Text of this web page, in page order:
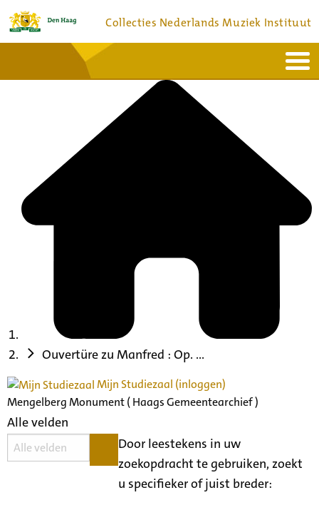
Collecties Nederlands Muziek Instituut
Bronnen en collecties
Ouvertüre zu Manfred : Op. ...
Mijn Studiezaal (inloggen)
Mengelberg Monument ( Haags Gemeentearchief )
Alle velden
Door leestekens in uw
zoekopdracht te gebruiken, zoekt
u specifieker of juist breder: